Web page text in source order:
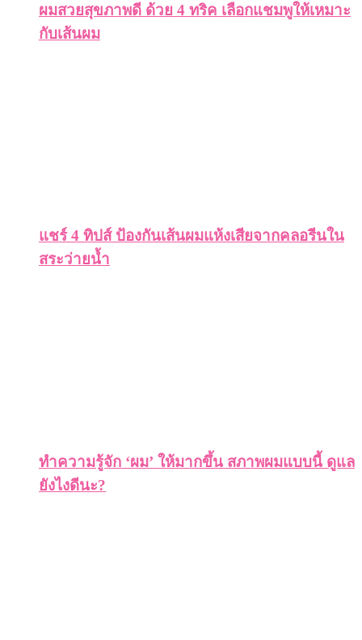
ผมสวยสุขภาพดี ด้วย 4 ทริค เลือกแชมพูให้เหมาะ
กับเส้นผม
แชร์ 4 ทิปส์ ป้องกันเส้นผมแห้งเสียจากคลอรีนใน
สระว่ายน้ำ
ทำความรู้จัก ‘ผม’ ให้มากขึ้น สภาพผมแบบนี้ ดูแล
ยังไงดีนะ?